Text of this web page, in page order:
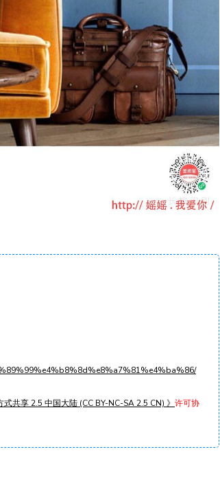
共享 2.5 中国大陆 (CC BY-NC-SA 2.5 CN) 》 许可协